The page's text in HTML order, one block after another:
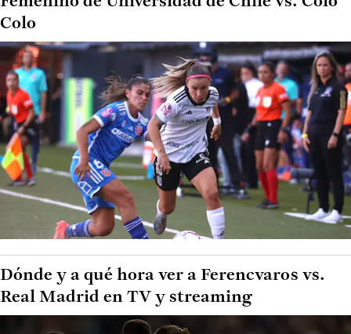
Colo
Dónde y a qué hora ver a Ferencvaros vs.
Real Madrid en TV y streaming